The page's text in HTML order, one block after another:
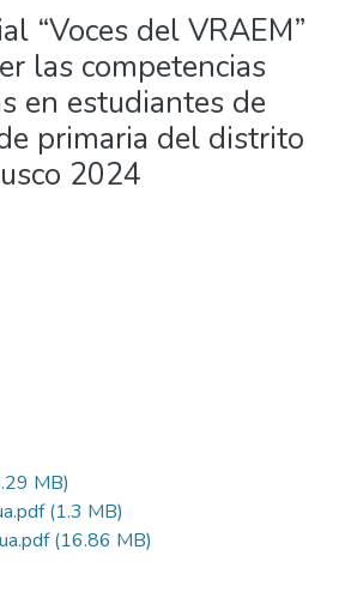
“Voces del VRAEM”
las competencias
en estudiantes de
primaria del distrito
2024
MB)
(1.3 MB)
(16.86 MB)